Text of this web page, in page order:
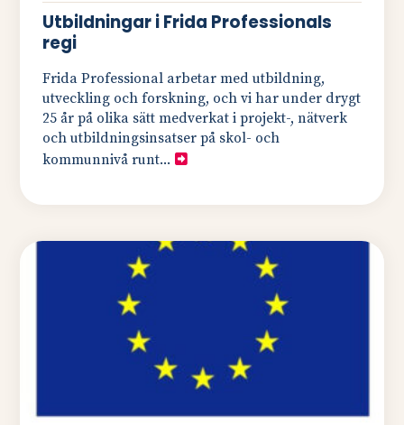
Utbildningar i Frida Professionals
regi
Frida Professional arbetar med utbildning,
utveckling och forskning, och vi har under drygt
25 år på olika sätt medverkat i projekt-, nätverk
och utbildningsinsatser på skol- och
kommunnivå runt...